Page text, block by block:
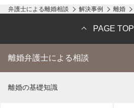
弁護士による離婚相談 解決事例 離婚
PAGE TOP
離婚弁護士による相談
離婚の基礎知識